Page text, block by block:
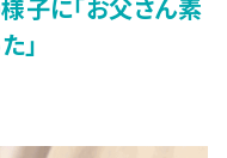
子に「お父さん素
」